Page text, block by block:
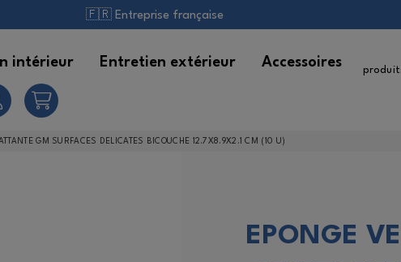
🇫🇷 Entreprise française
intérieur Entretien extérieur Accessoires
et Brosses
GM SURFACES DELICATES BICOUCHE 12.7X8.9X2.1 CM (10 U)
EPONGE